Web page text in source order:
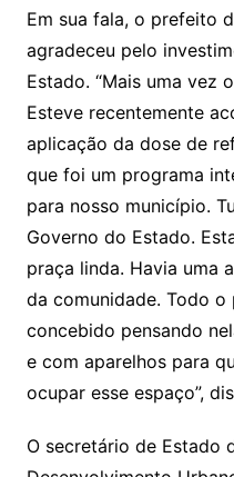
Em sua fala, o prefeito
agradeceu pelo
Estado. “Mais uma vez
Esteve recentemente
aplicação da dose de
que foi um programa
para nosso município.
Governo do Estado.
praça linda. Havia uma
da comunidade. Todo
concebido pensando
e com aparelhos para
ocupar esse espaço”,
O secretário de Estado